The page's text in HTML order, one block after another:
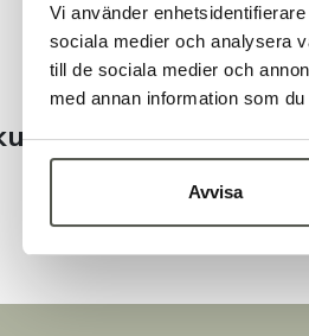
Vi använder
sociala medier och analysera
till de sociala medier och
med annan information som
Avvisa
tittade även